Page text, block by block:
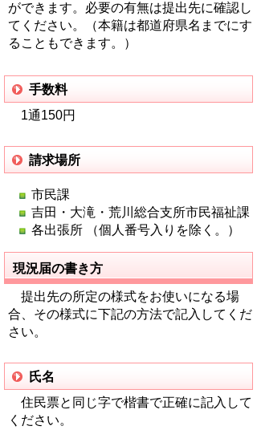
ができます。必要の有無は提出先に確認し
てください。（本籍は都道府県名までにす
ることもできます。）
手数料
1通150円
請求場所
市民課
吉田・大滝・荒川総合支所市民福祉課
各出張所 （個人番号入りを除く。）
現況届の書き方
提出先の所定の様式をお使いになる場
合、その様式に下記の方法で記入してくだ
さい。
氏名
住民票と同じ字で楷書で正確に記入して
ください。